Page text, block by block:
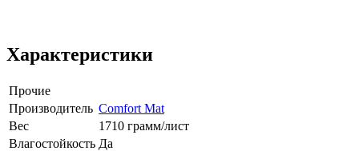
Характеристики
Прочие
Производитель Comfort Mat
Вес
1710 грамм/лист
Влагостойкость Да